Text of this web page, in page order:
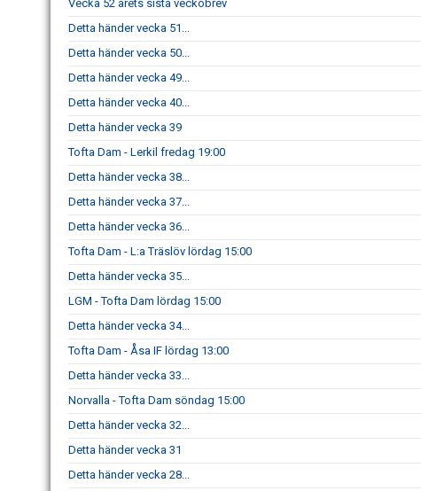
Vecka 52 årets sista veckobrev
Detta händer vecka 51...
Detta händer vecka 50...
Detta händer vecka 49...
Detta händer vecka 40...
Detta händer vecka 39
Tofta Dam - Lerkil fredag 19:00
Detta händer vecka 38...
Detta händer vecka 37...
Detta händer vecka 36...
Tofta Dam - L:a Träslöv lördag 15:00
Detta händer vecka 35...
LGM - Tofta Dam lördag 15:00
Detta händer vecka 34...
Tofta Dam - Åsa IF lördag 13:00
Detta händer vecka 33...
Norvalla - Tofta Dam söndag 15:00
Detta händer vecka 32...
Detta händer vecka 31
Detta händer vecka 28...